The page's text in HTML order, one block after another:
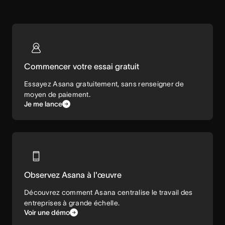
Commencer votre essai gratuit
Essayez Asana gratuitement, sans renseigner de
moyen de paiement.
Je me lance
Observez Asana à l'œuvre
Découvrez comment Asana centralise le travail des
entreprises à grande échelle.
Voir une démo